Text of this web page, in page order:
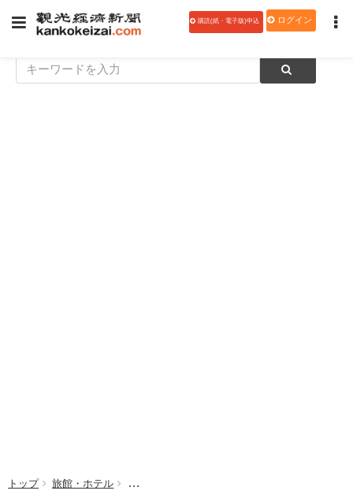
購読(紙・電子版)申込 ログイン
トップ 旅館・ホテル 星野リゾート リゾナーレ熱海、 静岡が誇る100